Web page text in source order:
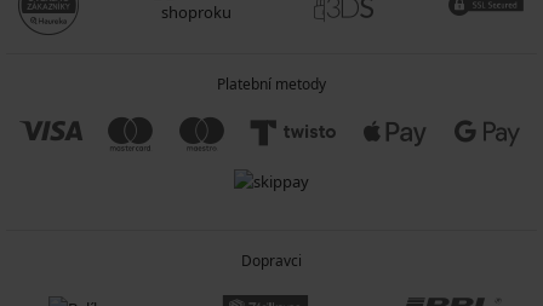
Platební metody
Dopravci